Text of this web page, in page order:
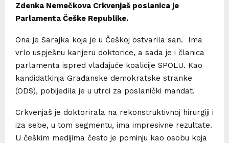
Zdenka Nemečkova Crkvenjaš poslanica je
Parlamenta Češke Republike.
Ona je Sarajka koja je u Češkoj ostvarila san. Ima
vrlo uspješnu karijeru doktorice, a sada je i članica
parlamenta ispred vladajuće koalicije SPOLU. Kao
kandidatkinja Građanske demokratske stranke
(ODS), pobijedila je u utrci za poslanički mandat.
Crkvenjaš je doktorirala na rekonstruktivnoj hirurgiji i
iza sebe, u tom segmentu, ima impresivne rezultate.
U češkim medijima često je pominju kao osobu koja